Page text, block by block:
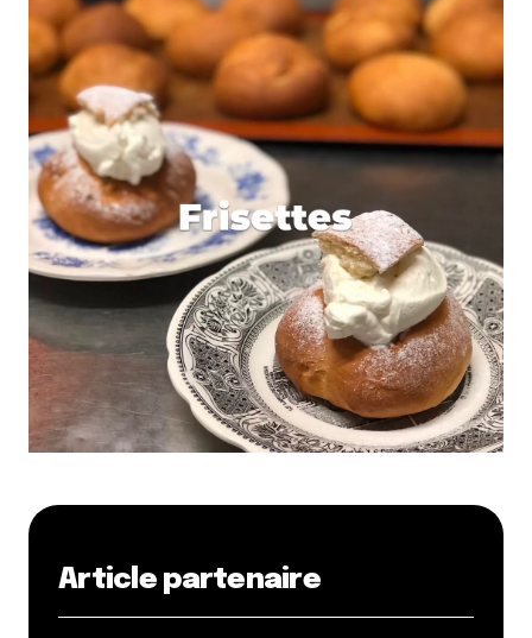
minutes pour répondre à notre questionnaire ?
Merci de votre disponibilité
https://fr.surveymonkey.com/r/QMKNXLT
Répondre
Super initiative cet article.
Côté est de Lyon, on peut aussi citer le Grand Large
à Décines (en continuant le chemin de halage le long
du Rhône, on peut aller jusqu’au barrage de Jons à la
limite de l’Ain et de l’Isère) et le Parc de Miribel
Jonage qui est immense.
Gianni
28 juillet 2016 à 13 h 15 min
Bonjour, j’aimerais savoir si les quais de Joseph
Article partenaire